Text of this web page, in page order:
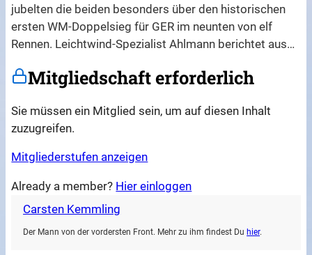
jubelten die beiden besonders über den historischen
ersten WM-Doppelsieg für GER im neunten von elf
Rennen. Leichtwind-Spezialist Ahlmann berichtet aus…
Mitgliedschaft erforderlich
Sie müssen ein Mitglied sein, um auf diesen Inhalt
zuzugreifen.
Mitgliederstufen anzeigen
Already a member? Hier einloggen
Carsten Kemmling
Der Mann von der vordersten Front. Mehr zu ihm findest Du hier.